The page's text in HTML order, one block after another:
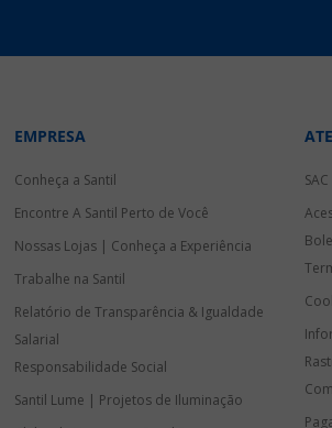
EMPRESA
Conheça a Santil
Encontre A Santil Perto de Você
Nossas Lojas | Conheça a Experiência
Trabalhe na Santil
Relatório de Transparência & Igualdade
Salarial
Responsabilidade Social
Santil Lume | Projetos de Iluminação